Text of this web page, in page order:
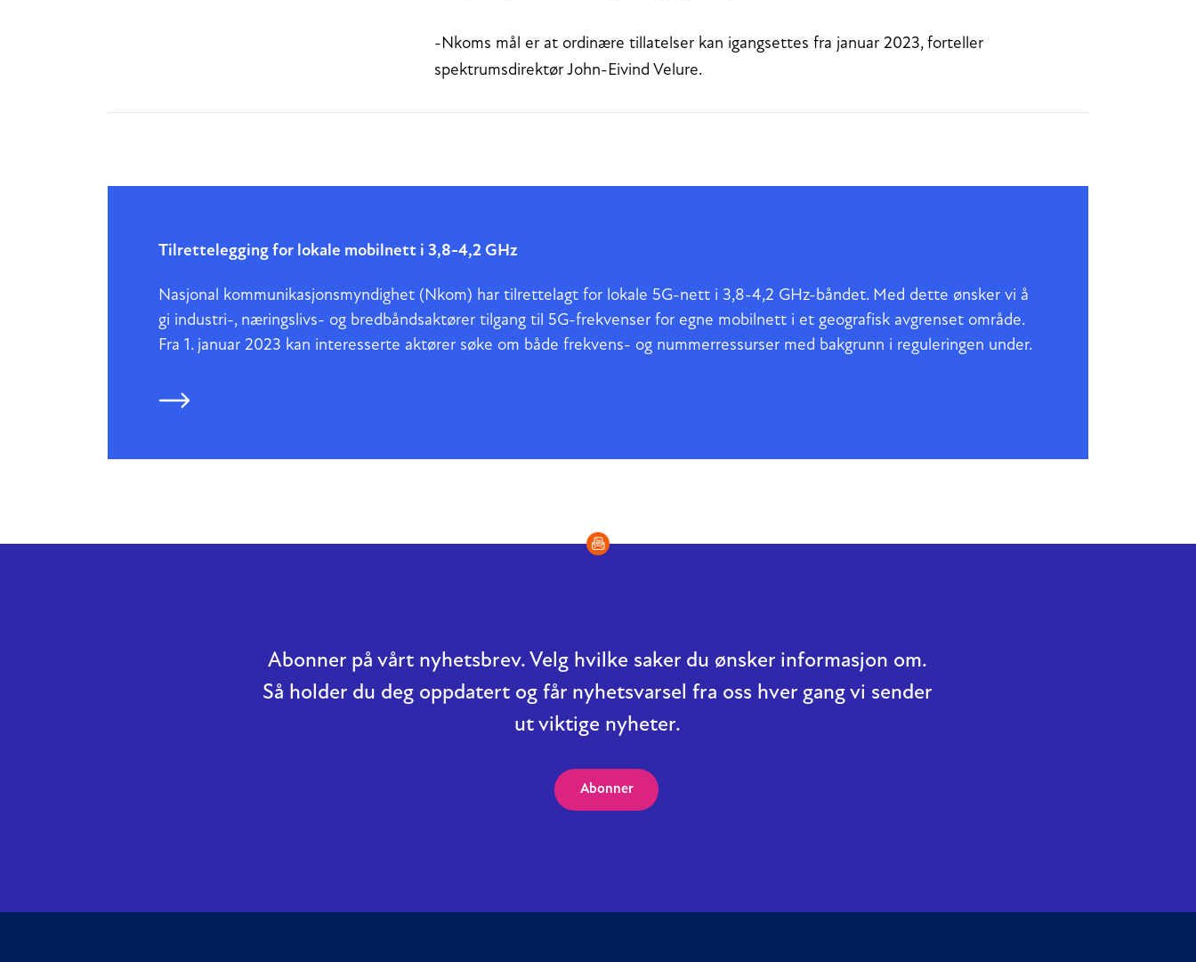
-Nkoms mål er at ordinære tillatelser kan igangsettes fra januar 2023, forteller
spektrumsdirektør John-Eivind Velure.
Tilrettelegging for lokale mobilnett i 3,8-4,2 GHz
Nasjonal kommunikasjonsmyndighet (Nkom) har tilrettelagt for lokale 5G-nett i 3,8-4,2 GHz-båndet. Med dette ønsker vi å
gi industri-, næringslivs- og bredbåndsaktører tilgang til 5G-frekvenser for egne mobilnett i et geografisk avgrenset område.
Fra 1. januar 2023 kan interesserte aktører søke om både frekvens- og nummerressurser med bakgrunn i reguleringen under.
Abonner på vårt nyhetsbrev. Velg hvilke saker du ønsker informasjon om.
Så holder du deg oppdatert og får nyhetsvarsel fra oss hver gang vi sender
ut viktige nyheter.
Abonner